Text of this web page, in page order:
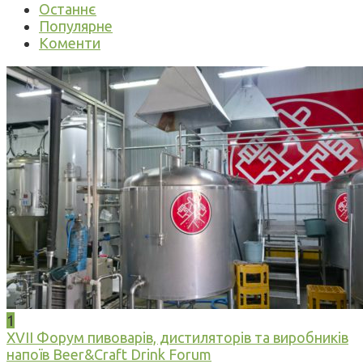
Останнє
Популярне
Коменти
1
XVII Форум пивоварів, дистиляторів та виробників
напоїв Beer&Craft Drink Forum